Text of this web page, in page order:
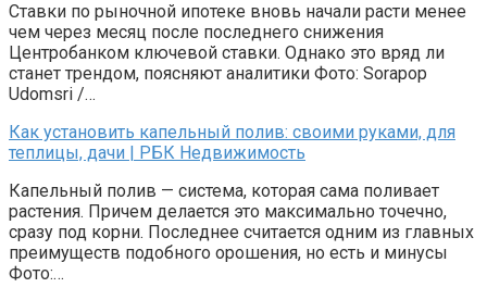
Ставки по рыночной ипотеке вновь начали расти менее
чем через месяц после последнего снижения
Центробанком ключевой ставки. Однако это вряд ли
станет трендом, поясняют аналитики Фото: Sorapop
Udomsri /…
Как установить капельный полив: своими руками, для
теплицы, дачи | РБК Недвижимость
Капельный полив — система, которая сама поливает
растения. Причем делается это максимально точечно,
сразу под корни. Последнее считается одним из главных
преимуществ подобного орошения, но есть и минусы
Фото:…